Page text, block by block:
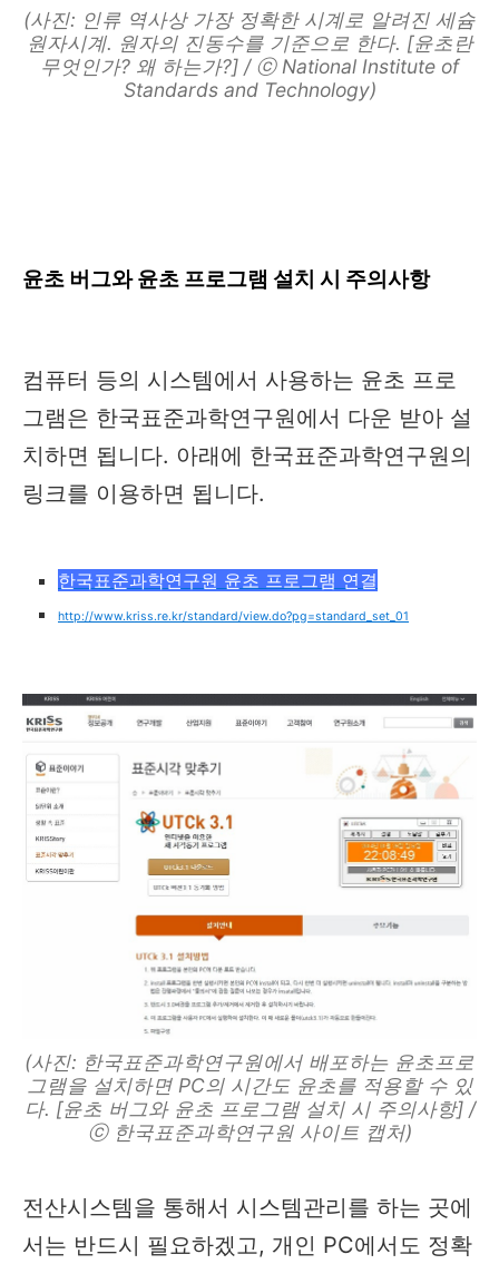
(사진: 인류 역사상 가장 정확한 시계로 알려진 세슘
원자시계. 원자의 진동수를 기준으로 한다. [윤초란
무엇인가? 왜 하는가?] / ⓒ National Institute of
Standards and Technology)
윤초 버그와 윤초 프로그램 설치 시 주의사항
컴퓨터 등의 시스템에서 사용하는 윤초 프로
그램은 한국표준과학연구원에서 다운 받아 설
치하면 됩니다. 아래에 한국표준과학연구원의
링크를 이용하면 됩니다.
한국표준과학연구원 윤초 프로그램 연결
http://www.kriss.re.kr/standard/view.do?pg=standard_set_01
(사진: 한국표준과학연구원에서 배포하는 윤초프로
그램을 설치하면 PC의 시간도 윤초를 적용할 수 있
다. [윤초 버그와 윤초 프로그램 설치 시 주의사항] /
ⓒ 한국표준과학연구원 사이트 캡처)
전산시스템을 통해서 시스템관리를 하는 곳에
서는 반드시 필요하겠고, 개인 PC에서도 정확